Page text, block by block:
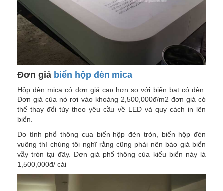
Đơn giá biển hộp đèn mica
Hộp đèn mica có đơn giá cao hơn so với biển bạt có đèn.
Đơn giá của nó rơi vào khoảng 2,500,000đ/m2 đơn giá có
thể thay đổi tùy theo yêu cầu về LED và quy cách in lên
biển.
Do tính phổ thông cua biển hộp đèn tròn, biển hộp đèn
vuông thì chúng tôi nghĩ rằng cũng phải nên báo giá biển
vẫy tròn tại đây. Đơn giá phổ thông của kiểu biển này là
1,500,000đ/ cái